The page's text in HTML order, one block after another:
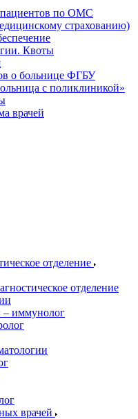
по ОМС
страхованию)
Квоты
о больнице ФГБУ
с поликлиникой»
врачей
отделение
отделение
– иммунолог
врачей